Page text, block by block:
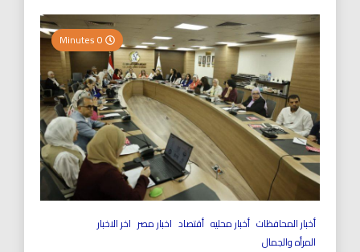
أخبار المحافظات أخبار محليه أقتصاد اخبار مصر اخر الاخبار
المرأه والجمال